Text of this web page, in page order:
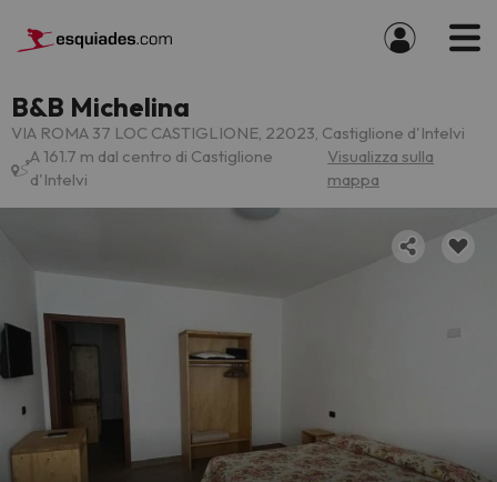
B&B Michelina
VIA ROMA 37 LOC CASTIGLIONE, 22023, Castiglione d'Intelvi
A 161.7 m dal centro di Castiglione
d'Intelvi
Visualizza sulla
mappa